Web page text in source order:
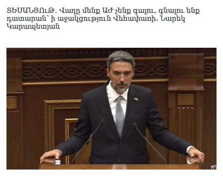
ՏԵՍԱՆՅՈւԹ․ Վաղը մենք ԱԺ չենք գալու, գնալու ենք
դատարան՝ ի աջակցություն Վեհափառի. Նարեկ
Կարապետյան